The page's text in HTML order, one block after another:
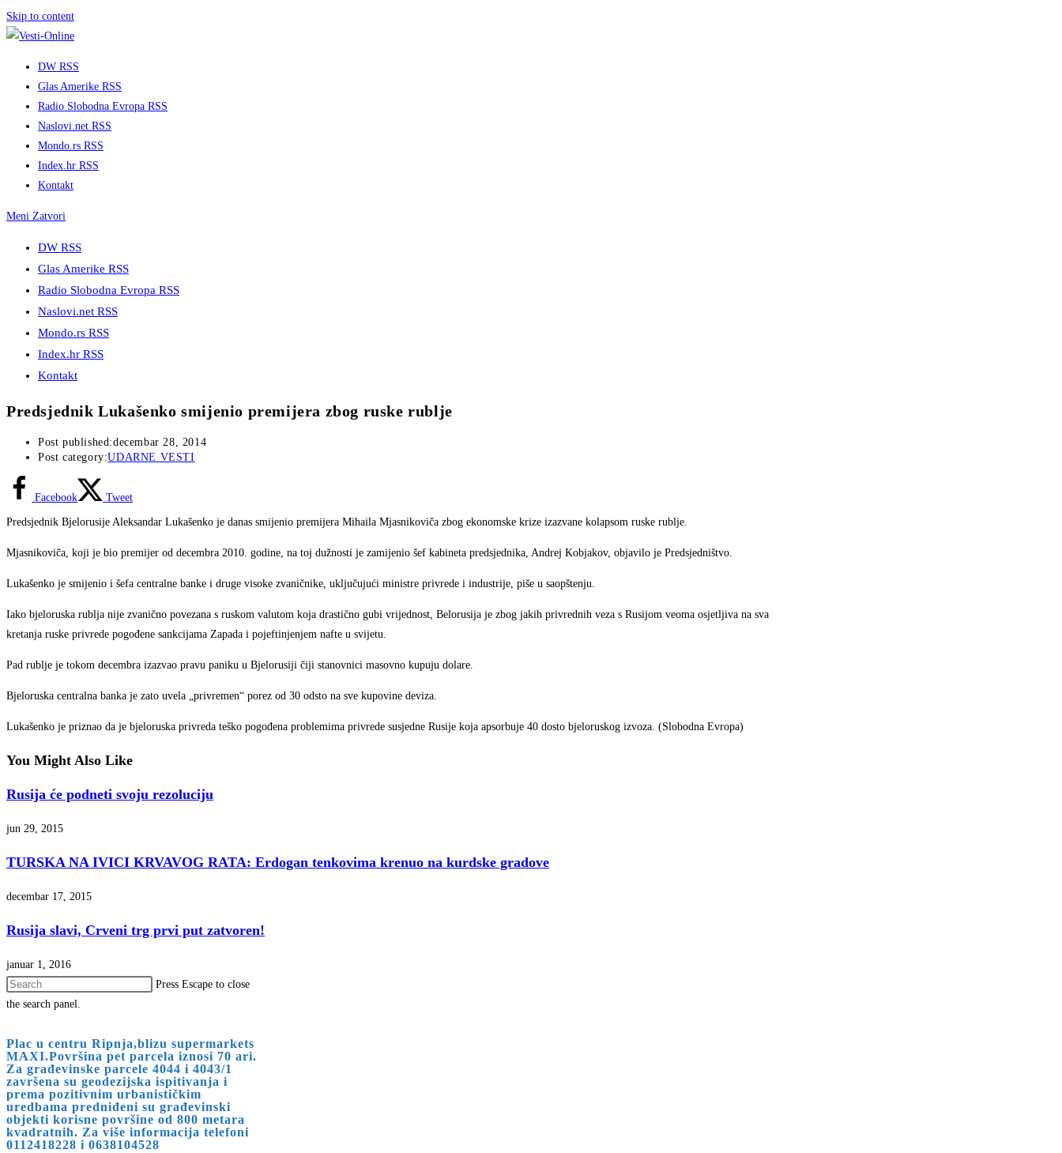
Skip to content
DW RSS
Glas Amerike RSS
Radio Slobodna Evropa RSS
Naslovi.net RSS
Mondo.rs RSS
Index.hr RSS
Kontakt
Meni Zatvori
DW RSS
Glas Amerike RSS
Radio Slobodna Evropa RSS
Naslovi.net RSS
Mondo.rs RSS
Index.hr RSS
Kontakt
Predsjednik Lukašenko smijenio premijera zbog ruske rublje
Post published:decembar 28, 2014
Post category:UDARNE VESTI
Facebook Tweet
Predsjednik Bjelorusije Aleksandar Lukašenko je danas smijenio premijera Mihaila Mjasnikoviča zbog ekonomske krize izazvane kolapsom ruske rublje.
Mjasnikoviča, koji je bio premijer od decembra 2010. godine, na toj dužnosti je zamijenio šef kabineta predsjednika, Andrej Kobjakov, objavilo je Predsjedništvo.
Lukašenko je smijenio i šefa centralne banke i druge visoke zvaničnike, uključujući ministre privrede i industrije, piše u saopštenju.
Iako bjeloruska rublja nije zvanično povezana s ruskom valutom koja drastično gubi vrijednost, Belorusija je zbog jakih privrednih veza s Rusijom veoma osjetljiva na sva
kretanja ruske privrede pogođene sankcijama Zapada i pojeftinjenjem nafte u svijetu.
Pad rublje je tokom decembra izazvao pravu paniku u Bjelorusiji čiji stanovnici masovno kupuju dolare.
Bjeloruska centralna banka je zato uvela „privremen“ porez od 30 odsto na sve kupovine deviza.
Lukašenko je priznao da je bjeloruska privreda teško pogođena problemima privrede susjedne Rusije koja apsorbuje 40 dosto bjeloruskog izvoza. (Slobodna Evropa)
You Might Also Like
Rusija će podneti svoju rezoluciju
jun 29, 2015
TURSKA NA IVICI KRVAVOG RATA: Erdogan tenkovima krenuo na kurdske gradove
decembar 17, 2015
Rusija slavi, Crveni trg prvi put zatvoren!
januar 1, 2016
Press Escape to close
the search panel.
Plac u centru Ripnja,blizu supermarkets
MAXI.Površina pet parcela iznosi 70 ari.
Za građevinske parcele 4044 i 4043/1
završena su geodezijska ispitivanja i
prema pozitivnim urbanističkim
uredbama predniđeni su građevinski
objekti korisne površine od 800 metara
kvadratnih. Za više informacija telefoni
0112418228 i 0638104528